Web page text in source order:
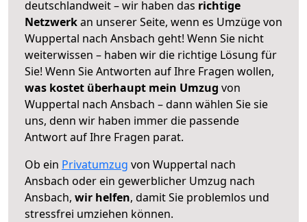
deutschlandweit – wir haben das richtige
Netzwerkan unserer Seite, wenn es Umzüge von
Wuppertal nach Ansbach geht! Wenn Sie nicht
weiterwissen – haben wir die richtige Lösung für
Sie! Wenn Sie Antworten auf Ihre Fragen wollen,
was kostet überhaupt mein Umzug von
Wuppertal nach Ansbach – dann wählen Sie sie
uns, denn wir haben immer die passende
Antwort auf Ihre Fragen parat.
Ob ein Privatumzug von Wuppertal nach
Ansbach oder ein gewerblicher Umzug nach
Ansbach, wir helfen, damit Sie problemlos und
stressfrei umziehen können.